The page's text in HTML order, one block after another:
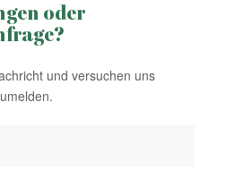
oder
und versuchen uns